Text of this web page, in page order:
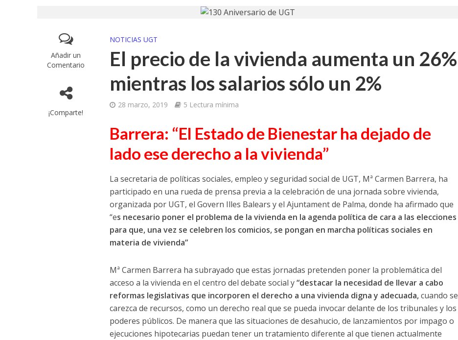
Añadir un
Comentario
¡Comparte!
NOTICIAS UGT
El precio de la vivienda aumenta un 26%
mientras los salarios sólo un 2%
28 marzo, 2019 5 Lectura mínima
Barrera: “El Estado de Bienestar ha dejado de
lado ese derecho a la vivienda”
La secretaria de políticas sociales, empleo y seguridad social de UGT, Mª Carmen Barrera, ha
participado en una rueda de prensa previa a la celebración de una jornada sobre vivienda,
organizada por UGT, el Govern Illes Balears y el Ajuntament de Palma, donde ha afirmado que
“es necesario poner el problema de la vivienda en la agenda política de cara a las elecciones
para que, una vez se celebren los comicios, se pongan en marcha políticas sociales en
materia de vivienda”
Mª Carmen Barrera ha subrayado que estas jornadas pretenden poner la problemática del
acceso a la vivienda en el centro del debate social y“destacar la necesidad de llevar a cabo
reformas legislativas que incorporen el derecho a una vivienda digna y adecuada,cuando se
carezca de recursos, como un derecho real que se pueda invocar delante de los tribunales y los
poderes públicos. De manera que las situaciones de desahucio, de lanzamientos por impago o
ejecuciones hipotecarias puedan tener un tratamiento diferente al que tienen actualmente